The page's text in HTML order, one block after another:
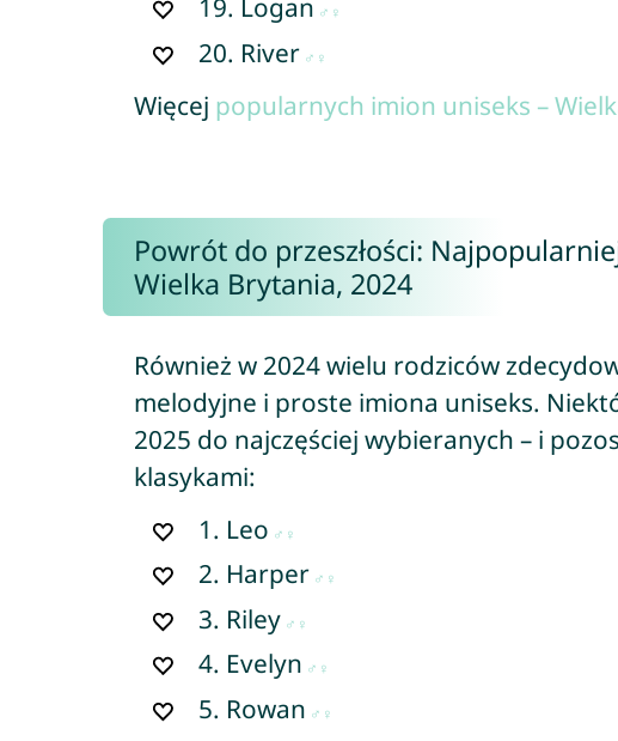
19. Logan
20. River
Więcej popularnych imion uniseks –
Powrót do przeszłości:
Wielka Brytania, 2024
Również w 2024 wielu rodziców
melodyjne i proste imiona uniseks.
2025 do najczęściej wybieranych – i
klasykami:
1. Leo
2. Harper
3. Riley
4. Evelyn
5. Rowan